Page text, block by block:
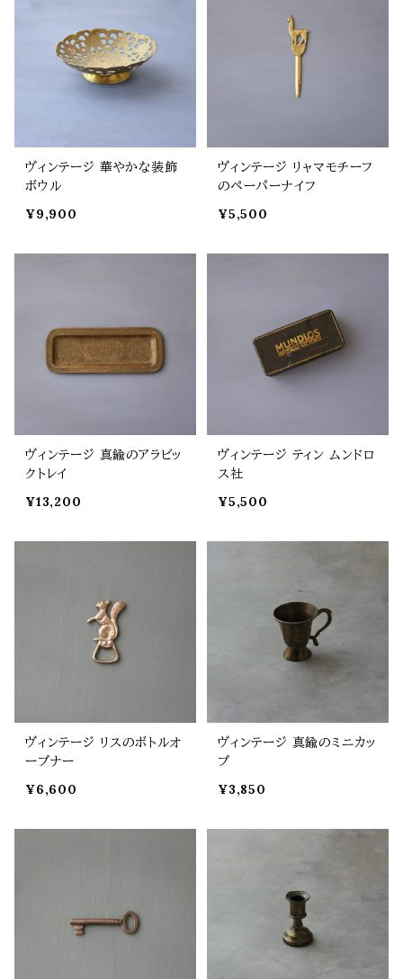
ヴィンテージ 華やかな装飾
ボウル
¥9,900
ヴィンテージ リャマモチーフ
のペーパーナイフ
¥5,500
ヴィンテージ 真鍮のアラビッ
クトレイ
¥13,200
ヴィンテージ ティン ムンドロ
ス社
¥5,500
ヴィンテージ リスのボトルオ
ープナー
¥6,600
ヴィンテージ 真鍮のミニカッ
プ
¥3,850